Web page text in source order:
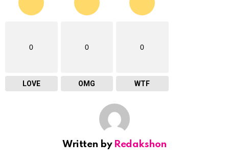
0
LOVE
0
OMG
0
WTF
Written by Redakshon